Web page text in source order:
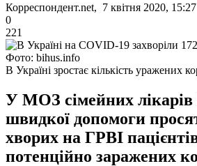
Корреспондент.net, 7 квітня 2020, 15:27
0
221
Фото: bihus.info
В Україні зростає кількість уражених
У МОЗ сімейних лікарів
швидкої допомоги
хворих на ГРВІ
потенційно заражених